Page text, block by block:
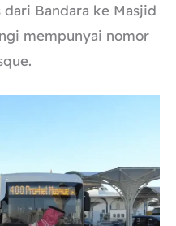
Bandara ke Masjid
mempunyai nomor